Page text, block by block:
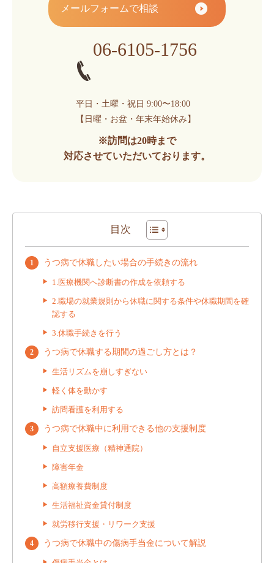
メールフォームで相談
06-6105-1756
平日・土曜・祝日 9:00〜18:00
【日曜・お盆・年末年始休み】
※訪問は20時まで
対応させていただいております。
目次
うつ病で休職したい場合の手続きの流れ
1.医療機関へ診断書の作成を依頼する
2.職場の就業規則から休職に関する条件や休職期間を確
認する
3.休職手続きを行う
うつ病で休職する期間の過ごし方とは？
生活リズムを崩しすぎない
軽く体を動かす
訪問看護を利用する
うつ病で休職中に利用できる他の支援制度
自立支援医療（精神通院）
障害年金
高額療養費制度
生活福祉資金貸付制度
就労移行支援・リワーク支援
うつ病で休職中の傷病手当金について解説